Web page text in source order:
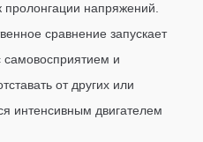
напряжений.
сравнение запускает
самовосприятием и
от других или
интенсивным двигателем